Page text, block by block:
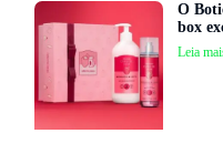
O
box
Leia